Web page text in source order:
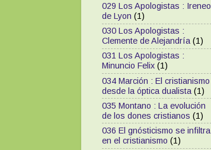
029 Los Apologistas : Ireneo
de Lyon (1)
030 Los Apologistas :
Clemente de Alejandría (1)
031 Los Apologistas :
Minuncio Felix (1)
034 Marción : El cristianismo
desde la óptica dualista (1)
035 Montano : La evolución
de los dones cristianos (1)
036 El gnósticismo se infiltra
en el cristianismo (1)